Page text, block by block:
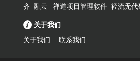
齐 融云 禅道项目管理软件 轻流无代
关于我们
关于我们 联系我们